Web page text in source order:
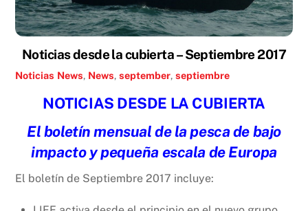
Noticias desde la cubierta – Septiembre 2017
Noticias News, News,september,septiembre
NOTICIAS DESDE LA CUBIERTA
El boletín mensual de la pesca de bajo
impacto y pequeña escala de Europa
El boletín de Septiembre 2017 incluye: